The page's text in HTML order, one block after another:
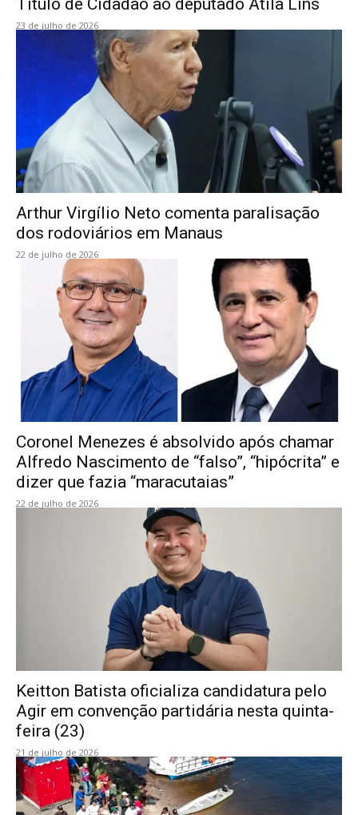
Título de Cidadão ao deputado Átila Lins
23 de julho de 2026
Arthur Virgílio Neto comenta paralisação
dos rodoviários em Manaus
22 de julho de 2026
Coronel Menezes é absolvido após chamar
Alfredo Nascimento de “falso”, “hipócrita” e
dizer que fazia “maracutaias”
22 de julho de 2026
Keitton Batista oficializa candidatura pelo
Agir em convenção partidária nesta quinta-
feira (23)
21 de julho de 2026